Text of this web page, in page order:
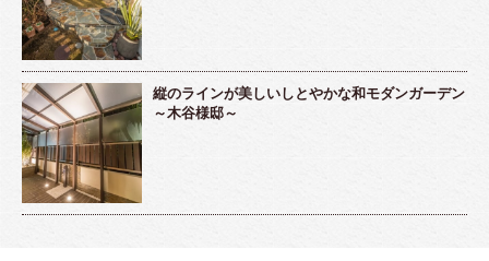
縦のラインが美しいしとやかな和モダンガーデン
～木谷様邸～